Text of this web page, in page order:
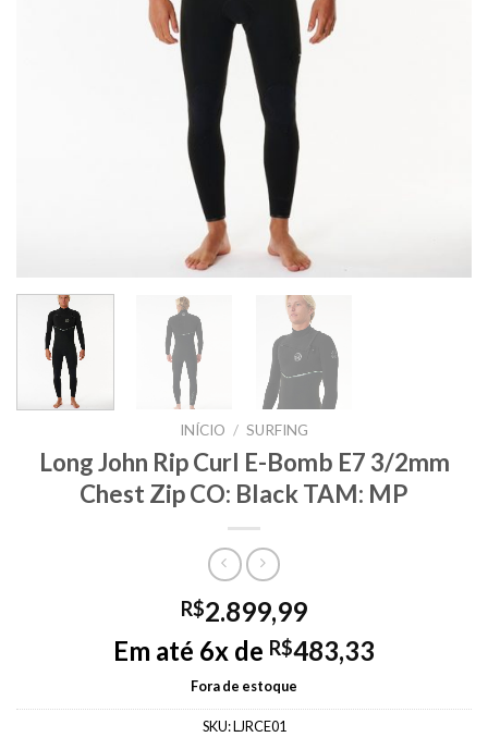
INÍCIO / SURFING
Long John Rip Curl E-Bomb E7 3/2mm
Chest Zip CO: Black TAM: MP
R$2.899,99
Em até 6x de R$483,33
Fora de estoque
SKU:LJRCE01